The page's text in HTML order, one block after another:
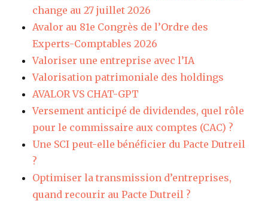
change au 27 juillet 2026
Avalor au 81e Congrès de l’Ordre des
Experts-Comptables 2026
Valoriser une entreprise avec l’IA
Valorisation patrimoniale des holdings
AVALOR VS CHAT-GPT
Versement anticipé de dividendes, quel rôle
pour le commissaire aux comptes (CAC) ?
Une SCI peut-elle bénéficier du Pacte Dutreil
?
Optimiser la transmission d’entreprises,
quand recourir au Pacte Dutreil ?